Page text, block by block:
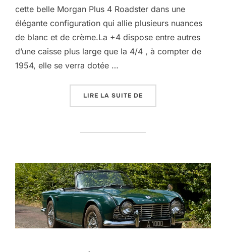
cette belle Morgan Plus 4 Roadster dans une
élégante configuration qui allie plusieurs nuances
de blanc et de crème.La +4 dispose entre autres
d’une caisse plus large que la 4/4 , à compter de
1954, elle se verra dotée …
LIRE LA SUITE DE